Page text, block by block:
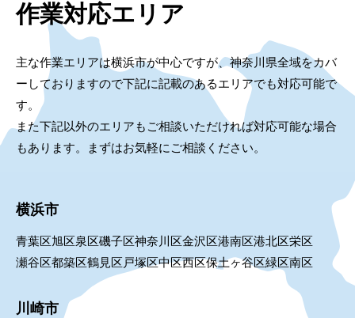
作業対応エリア
主な作業エリアは横浜市が中心ですが、神奈川県全域をカバ
ーしておりますので下記に記載のあるエリアでも対応可能で
す。
また下記以外のエリアもご相談いただければ対応可能な場合
もあります。まずはお気軽にご相談ください。
横浜市
青葉区旭区泉区磯子区神奈川区金沢区港南区港北区栄区
瀬谷区都築区鶴見区 戸塚区中区西区保土ヶ谷区緑区南区
川崎市